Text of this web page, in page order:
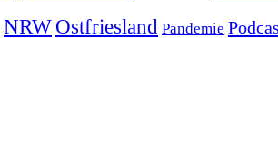
NRWOstfriesland Pandemie